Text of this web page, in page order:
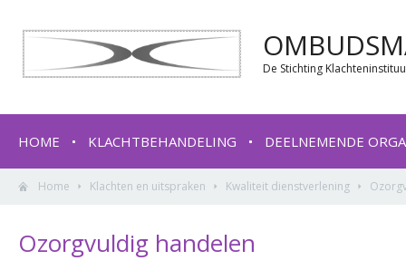
De Stichting
HOME KLACHTBEHANDELING DEELNEMENDE
Home Klachten en uitspraken Kwaliteit dienstverlening
Ozorgvuldig handelen